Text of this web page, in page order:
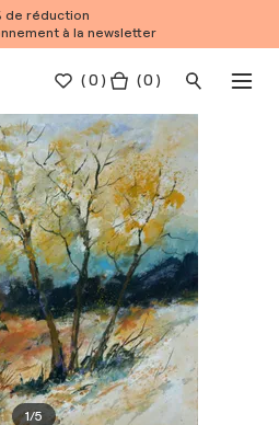
de réduction
à la newsletter
(0 ) ( 0 )
1/5